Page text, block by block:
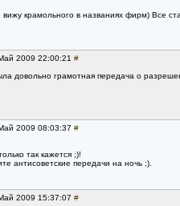
вижу крамольного в названиях фирм) Все
2009 22:00:21 #
довольно грамотная передача о
2009 08:03:37 #
так кажется ;)!
антисоветские передачи на ночь ;).
2009 15:37:07 #